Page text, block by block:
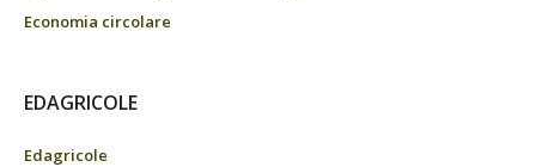
Economia circolare
EDAGRICOLE
Edagricole